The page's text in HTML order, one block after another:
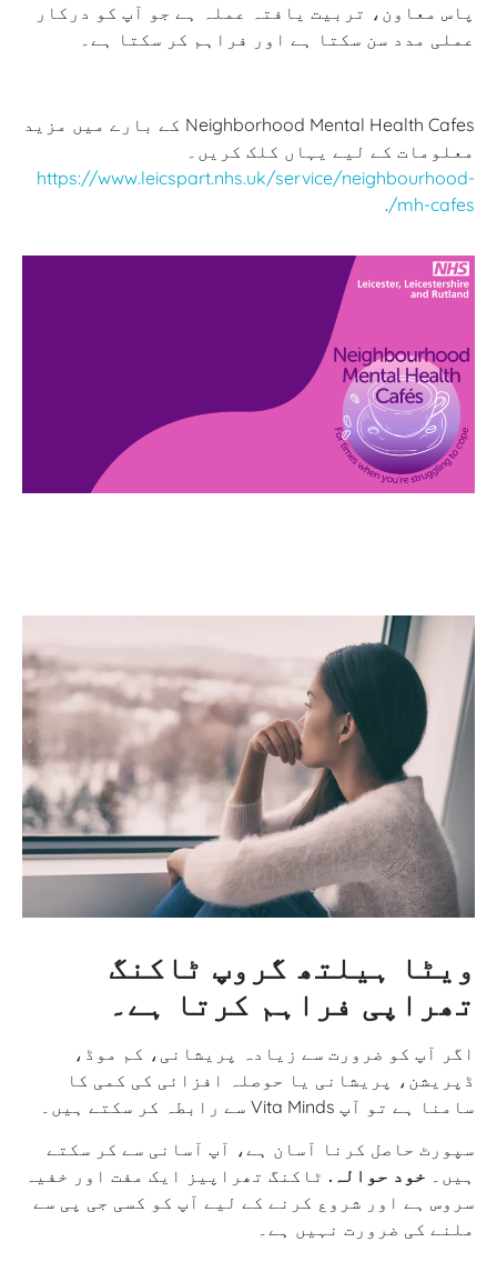
پاس معاون، تربیت یافتہ عملہ ہے جو آپ کو درکار
عملی مدد سن سکتا ہے اور فراہم کر سکتا ہے۔
Neighborhood Mental Health Cafes کے بارے میں مزید
معلومات کے لیے یہاں کلک کریں۔
https://www.leicspart.nhs.uk/service/neighbourhood-
mh-cafes/
.
ویٹا ہیلتھ گروپ ٹاکنگ
تھراپی فراہم کرتا ہے۔
اگر آپ کو ضرورت سے زیادہ پریشانی، کم موڈ،
ڈپریشن، پریشانی یا حوصلہ افزائی کی کمی کا
سامنا ہے تو آپ Vita Minds سے رابطہ کر سکتے ہیں۔
سپورٹ حاصل کرنا آسان ہے، آپ آسانی سے کر سکتے
ہیں۔ خود حوالہ. ٹاکنگ تھراپیز ایک مفت اور خفیہ
سروس ہے اور شروع کرنے کے لیے آپ کو کسی جی پی سے
ملنے کی ضرورت نہیں ہے۔